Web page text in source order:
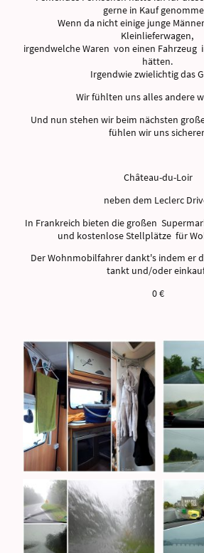
gerne in Kauf
Wenn da nicht einige junge
Kleinlieferwagen,
irgendwelche Waren von einen Fahrzeug
hätten.
Irgendwie zwielichtig das
Wir fühlten uns alles andere
Und nun stehen wir beim nächsten
fühlen wir uns
Château-du-Loir
neben dem Leclerc
In Frankreich bieten die großen
und kostenlose Stellplätze für
Der Wohnmobilfahrer dankt's indem er
tankt und/oder
0 €